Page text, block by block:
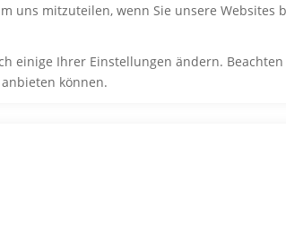
uns mitzuteilen, wenn Sie unsere Websites
Ihrer Einstellungen ändern. Beachten
können.